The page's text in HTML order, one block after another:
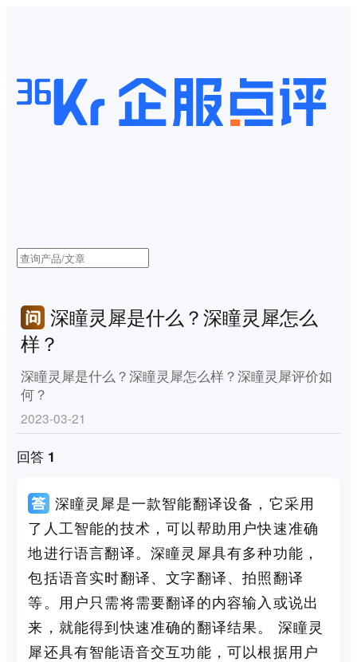
深瞳灵犀是什么？深瞳灵犀怎么
样？
深瞳灵犀是什么？深瞳灵犀怎么样？深瞳灵犀评价如
何？
2023-03-21
回答 1
深瞳灵犀是一款智能翻译设备，它采用
了人工智能的技术，可以帮助用户快速准确
地进行语言翻译。深瞳灵犀具有多种功能，
包括语音实时翻译、文字翻译、拍照翻译
等。用户只需将需要翻译的内容输入或说出
来，就能得到快速准确的翻译结果。 深瞳灵
犀还具有智能语音交互功能，可以根据用户